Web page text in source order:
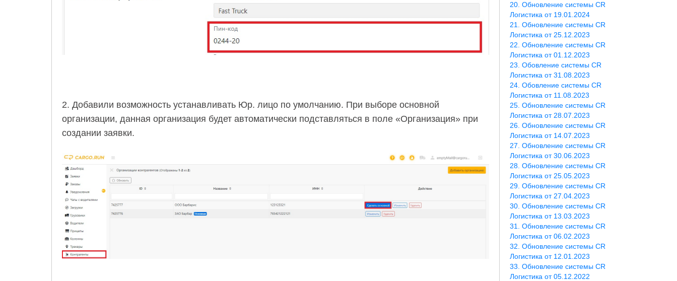
2. Добавили возможность устанавливать Юр. лицо по умолчанию. При выборе основной
организации, данная организация будет автоматически подставляться в поле «Организация» при
создании заявки.
Обновление системы CR
Логистика от 19.01.2024
Обновление системы CR
Логистика от 25.12.2023
Обновление системы CR
Логистика от 01.12.2023
Обовление системы CR
Логистика от 31.08.2023
Обовление системы CR
Логистика от 11.08.2023
Обновление системы CR
Логистика от 28.07.2023
Обновление системы CR
Логистика от 14.07.2023
Обновление системы CR
Логистика от 30.06.2023
Обновление системы CR
Логистика от 25.05.2023
Обновление системы CR
Логистика от 27.04.2023
Обновление системы CR
Логистика от 13.03.2023
Обновление системы CR
Логистика от 06.02.2023
Обновление системы CR
Логистика от 12.01.2023
Обновление системы CR
Логистика от 05.12.2022